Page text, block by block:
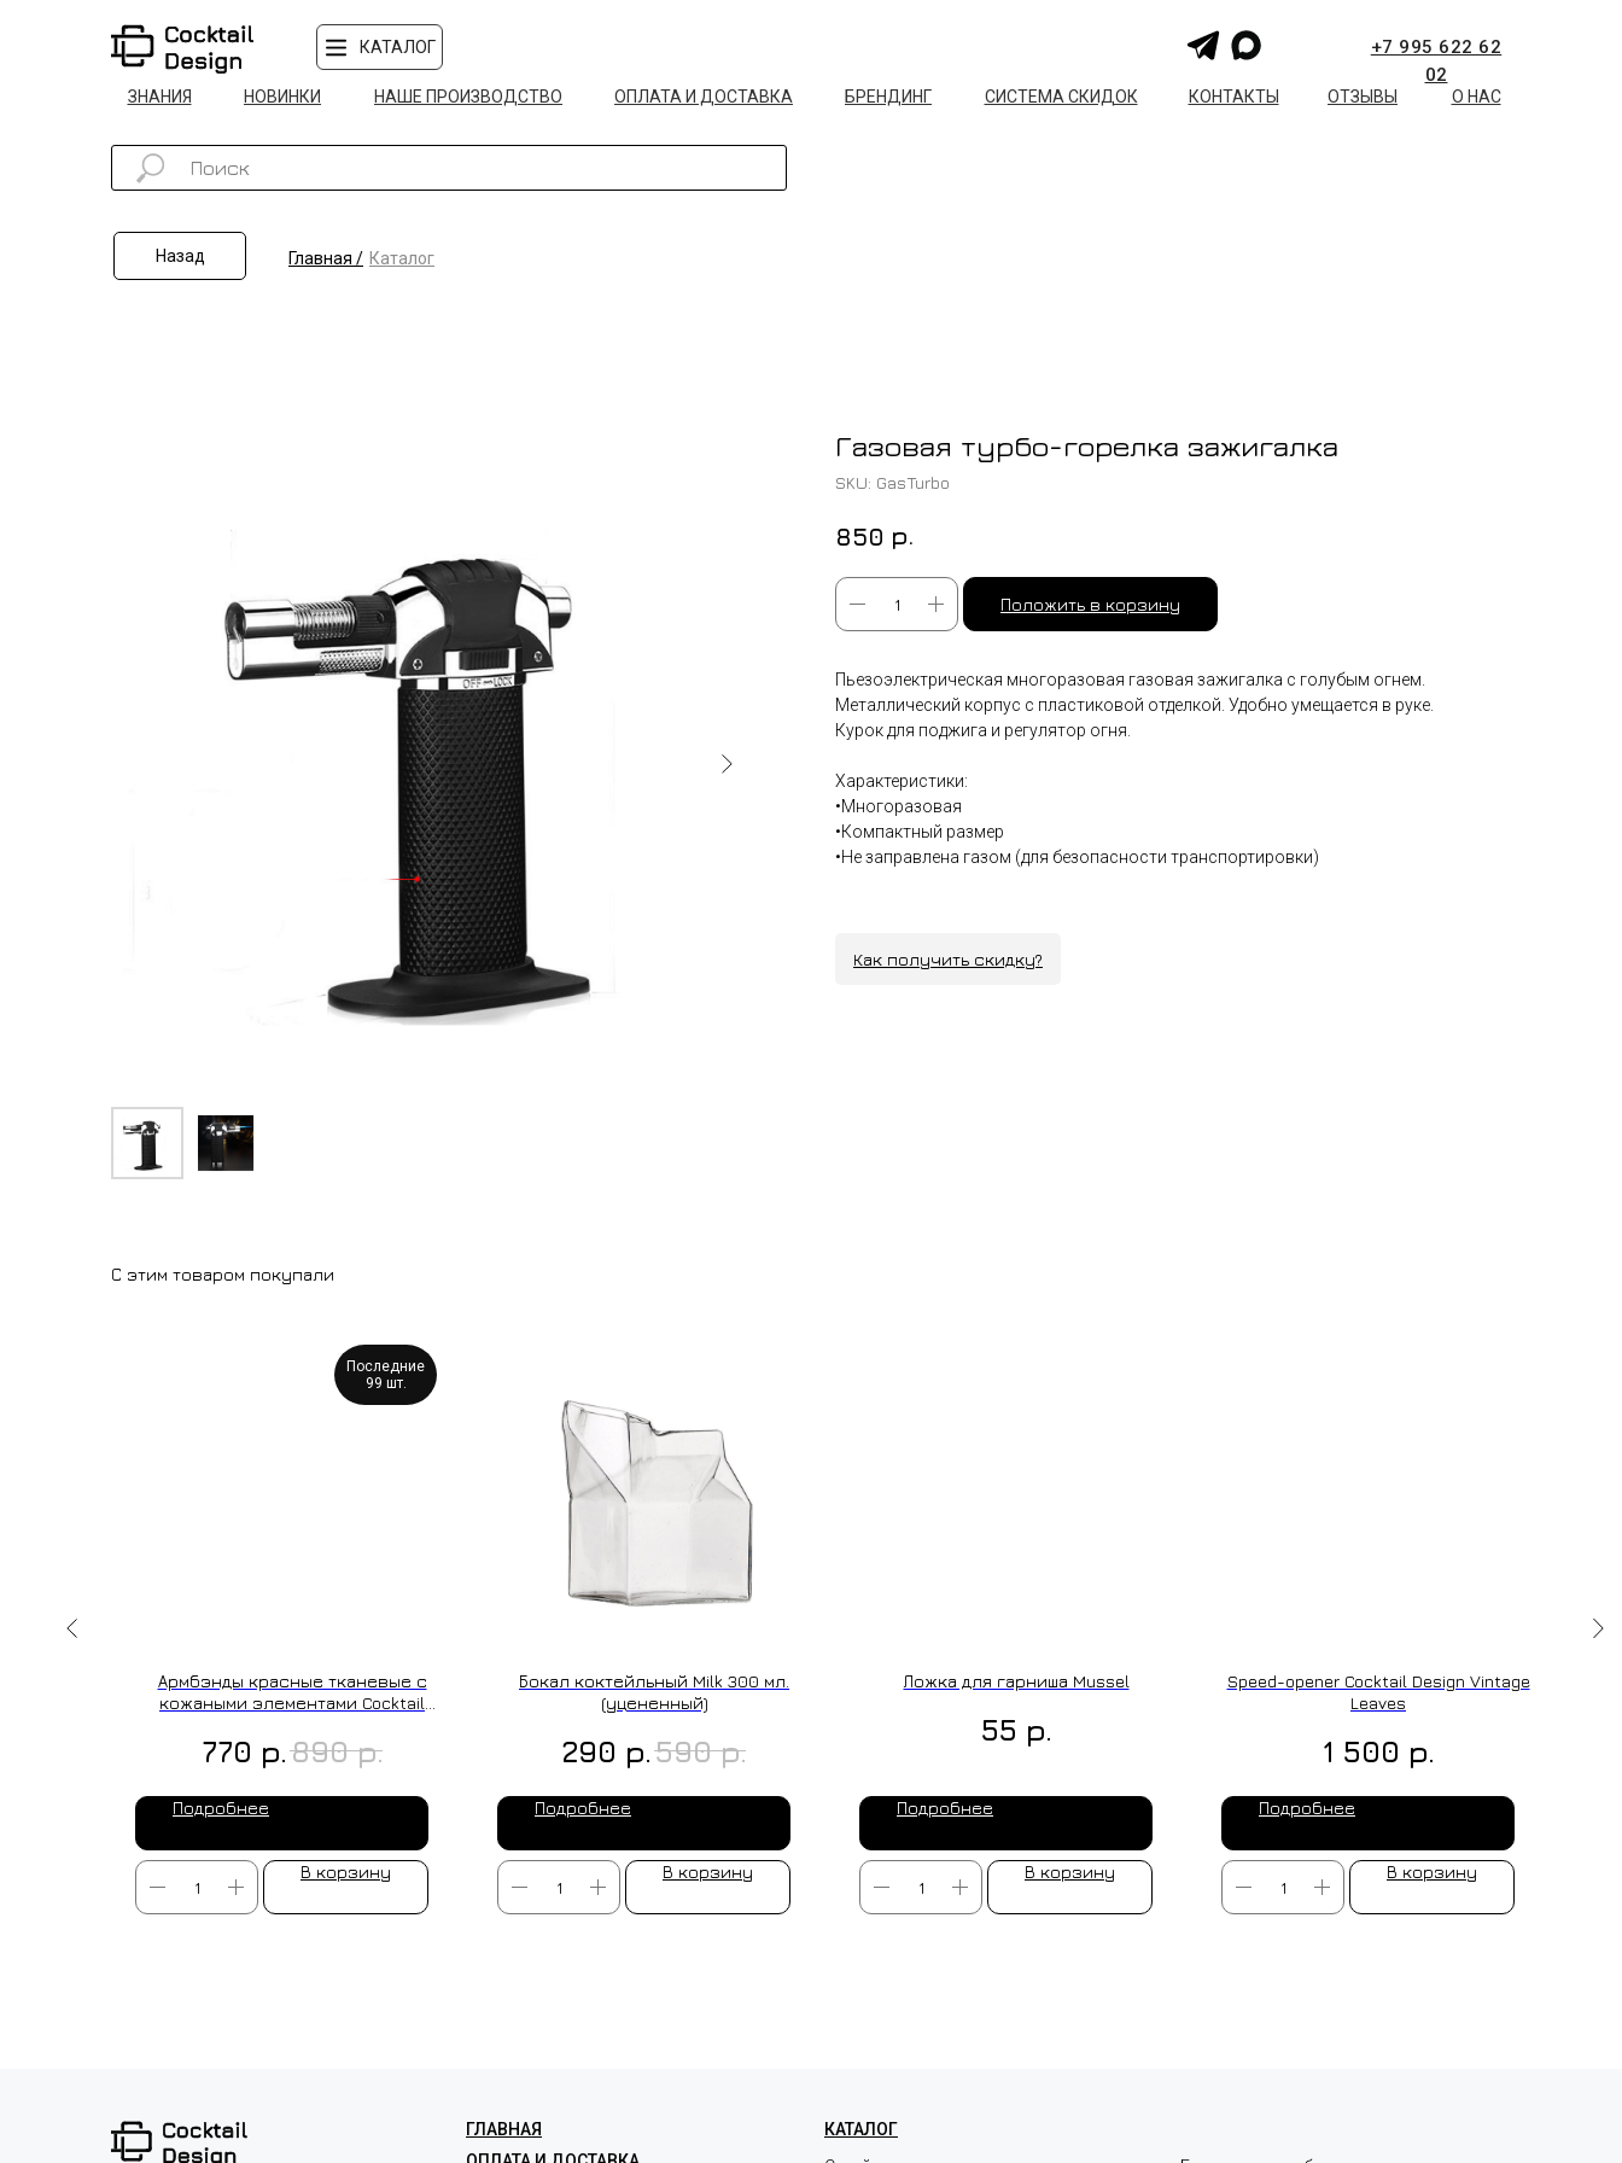
ОПЛАТА И ДОСТАВКА
НАШЕ ПРОИЗВОДСТВО
+7 995 622 62
02
КОНТАКТЫ
СИСТЕМА СКИДОК
БРЕНДИНГ О НАС
НОВИНКИ
ЗНАНИЯ
КАТАЛОГ
ОТЗЫВЫ
Назад Главная / Каталог
Газовая турбо-горелка зажигалка
SKU: GasTurbo
850 р.
Положить в корзину
Пьезоэлектрическая многоразовая газовая зажигалка с голубым огнем.
Металлический корпус с пластиковой отделкой. Удобно умещается в руке.
Курок для поджига и регулятор огня.
Характеристики:
•Многоразовая
•Компактный размер
•Не заправлена газом (для безопасности транспортировки)
Как получить скидку?
С этим товаром покупали
Последние
99 шт.
Армбэнды красные тканевые с
кожаными элементами Cocktail
770 р.890 р.
Подробнее
В корзину
Бокал коктейльный Milk 300 мл.
(уцененный)
290 р.590 р.
Подробнее
В корзину
Ложка для гарниша Mussel
55 р.
Подробнее
В корзину
Speed-opener Cocktail Design Vintage
Leaves
1 500 р.
Подробнее
В корзину
ГЛАВНАЯ
ИЗГОТОВЛЕНИЕ НА ЗАКАЗ
КАТАЛОГ